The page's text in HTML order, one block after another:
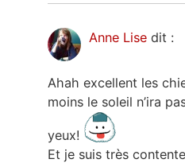
Anne Lise dit :
Ahah excellent les
moins le soleil n’ira
yeux!
Et je suis très